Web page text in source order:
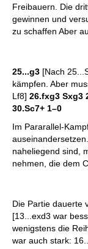
Freibauern. Die
gewinnen und
zu schaffen Aber
25...g3 [Nach
kämpfen. Aber
Lf8] 26.fxg3 Sxg3
30.Sc7+ 1–0
Im Pararallel-
naheliegend sind,
nehmen, die dem
Die Partie dauerte
[13...exd3 war
wenigstens die
war auch stark: